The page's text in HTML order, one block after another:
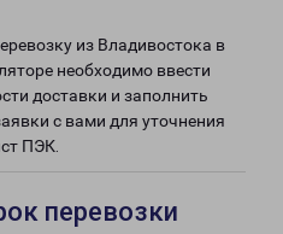
из Владивостока в
необходимо ввести
доставки и заполнить
с вами для уточнения
ПЭК.
перевозки